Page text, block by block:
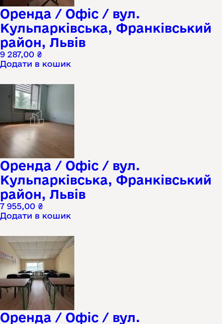
Оренда / Офіс / вул.
Кульпарківська, Франківський
район, Львів
9 287,00 ₴
Додати в кошик
Оренда / Офіс / вул.
Кульпарківська, Франківський
район, Львів
7 955,00 ₴
Додати в кошик
Оренда / Офіс / вул.